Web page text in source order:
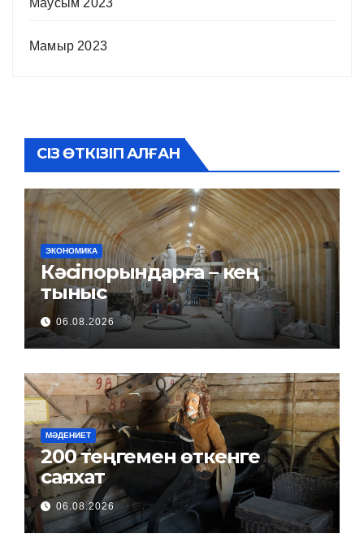
Маусым 2023
Мамыр 2023
СІЗ ӨТКІЗІП АЛҒАН
ЭКОНОМИКА
Кәсіпорындарға – кең
тыныс
06.08.2026
МӘДЕНИЕТ
200 теңгемен өткенге
саяхат
06.08.2026